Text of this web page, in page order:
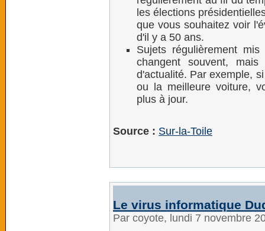
les élections
que vous souhaitez voir
d'il y a 50 ans.
Sujets régulièrement
changent souvent,
d'actualité. Par exemple,
ou la meilleure voiture,
plus à jour.
Source : Sur-la-Toile
Le virus informatique
Par coyote, lundi 7 novembre